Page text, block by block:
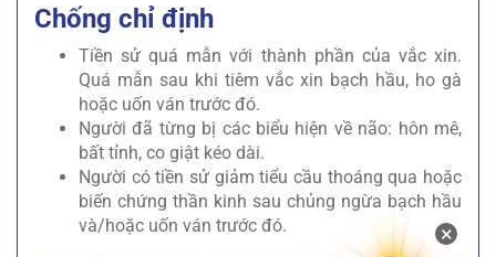
Chống chỉ định
Tiền sử quá mẫn với thành phần của vắc xin.
Quá mẫn sau khi tiêm vắc xin bạch hầu, ho gà
hoặc uốn ván trước đó.
Người đã từng bị các biểu hiện về não: hôn mê,
bất tỉnh, co giật kéo dài.
Người có tiền sử giảm tiểu cầu thoáng qua hoặc
biến chứng thần kinh sau chủng ngừa bạch hầu
và/hoặc uốn ván trước đó.
×